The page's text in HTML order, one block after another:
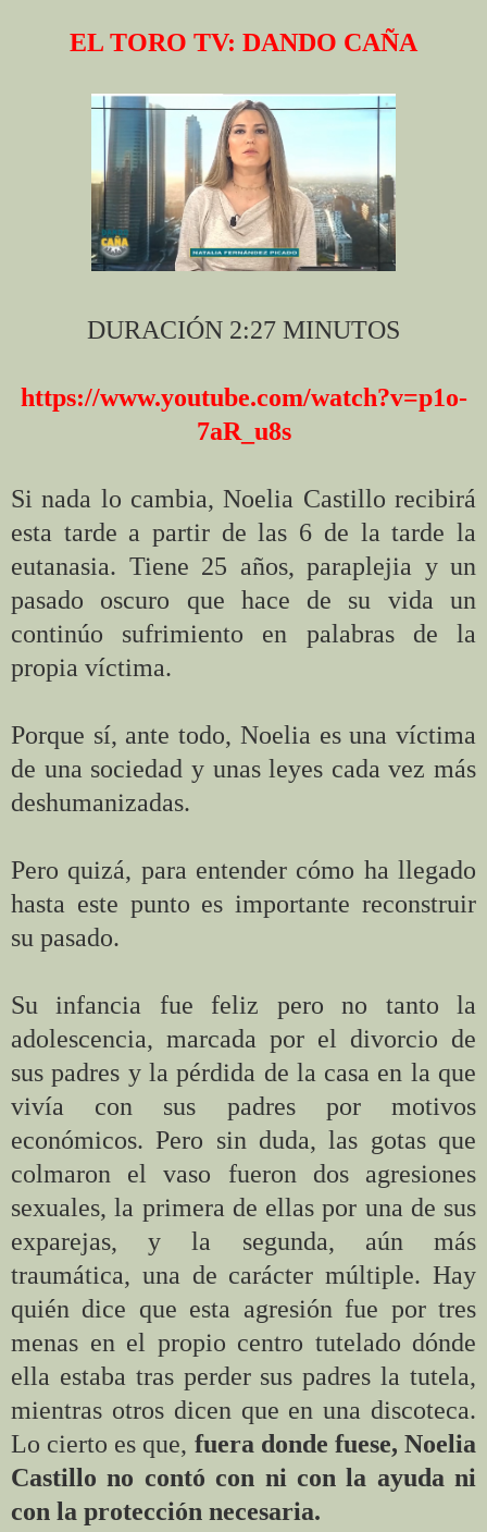
EL TORO TV: DANDO CAÑA
DURACIÓN 2:27 MINUTOS
https://www.youtube.com/watch?v=p1o-
7aR_u8s
Si nada lo cambia, Noelia Castillo recibirá
esta tarde a partir de las 6 de la tarde la
eutanasia. Tiene 25 años, paraplejia y un
pasado oscuro que hace de su vida un
continúo sufrimiento en palabras de la
propia víctima.
Porque sí, ante todo, Noelia es una víctima
de una sociedad y unas leyes cada vez más
deshumanizadas.
Pero quizá, para entender cómo ha llegado
hasta este punto es importante reconstruir
su pasado.
Su infancia fue feliz pero no tanto la
adolescencia, marcada por el divorcio de
sus padres y la pérdida de la casa en la que
vivía con sus padres por motivos
económicos. Pero sin duda, las gotas que
colmaron el vaso fueron dos agresiones
sexuales, la primera de ellas por una de sus
exparejas, y la segunda, aún más
traumática, una de carácter múltiple. Hay
quién dice que esta agresión fue por tres
menas en el propio centro tutelado dónde
ella estaba tras perder sus padres la tutela,
mientras otros dicen que en una discoteca.
Lo cierto es que, fuera donde fuese, Noelia
Castillo no contó con ni con la ayuda ni
con la protección necesaria.